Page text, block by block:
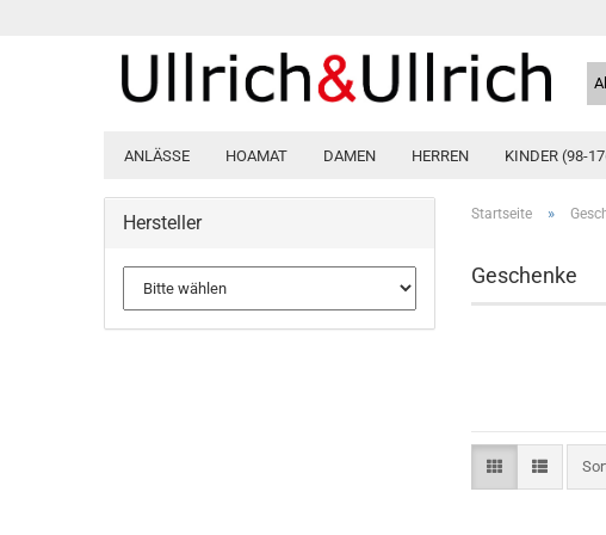
ANLÄSSE HOAMAT DAMEN HERREN KINDER (98-
Startseite »
Geschenke
Hersteller